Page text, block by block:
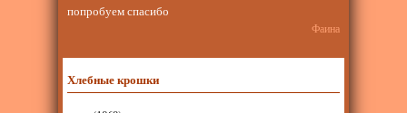
попробуем спасибо
Фаина
Хлебные крошки